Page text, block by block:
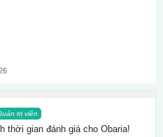
trị viên
thời gian đánh giá cho Obaria!